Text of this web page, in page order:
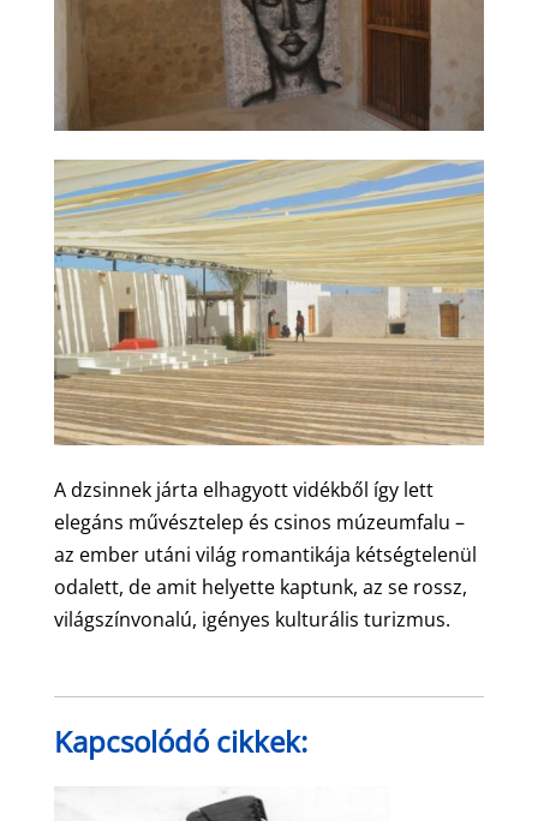
A dzsinnek járta elhagyott vidékből így lett
elegáns művésztelep és csinos múzeumfalu –
az ember utáni világ romantikája kétségtelenül
odalett, de amit helyette kaptunk, az se rossz,
világszínvonalú, igényes kulturális turizmus.
Kapcsolódó cikkek: